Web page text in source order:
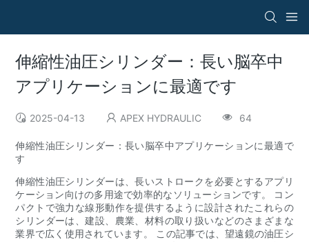
伸縮性油圧シリンダー：長い脳卒中
アプリケーションに最適です
2025-04-13 APEX HYDRAULIC 64
伸縮性油圧シリンダー：長い脳卒中アプリケーションに最適で
す
伸縮性油圧シリンダーは、長いストロークを必要とするアプリ
ケーション向けの多用途で効率的なソリューションです。 コン
パクトで強力な線形動作を提供するように設計されたこれらの
シリンダーは、建設、農業、材料の取り扱いなどのさまざまな
業界で広く使用されています。 この記事では、望遠鏡の油圧シ